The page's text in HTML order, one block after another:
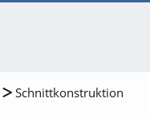
Schnittkonstruktion